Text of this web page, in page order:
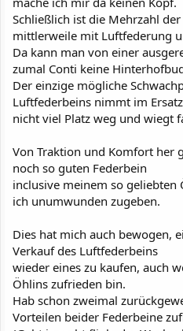
Schließlich ist die Mehrzahl
mittlerweile mit Luftfederung
Da kann man von einer
zumal Conti keine
Der einzige mögliche
Luftfederbeins nimmt im
nicht viel Platz weg und wiegt
Von Traktion und Komfort her
noch so guten Federbein
inclusive meinem so geliebten
ich unumwunden zugeben.
Dies hat mich auch bewogen,
Verkauf des Luftfederbeins
wieder eines zu kaufen, auch
Öhlins zufrieden bin.
Hab schon zweimal
Vorteilen beider Federbeine